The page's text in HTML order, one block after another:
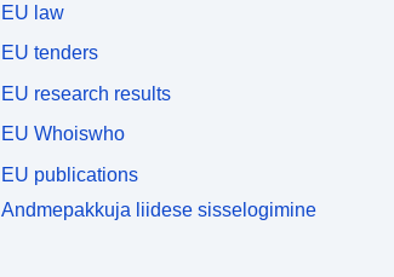
tehnoloogilist riski: tuumaoht, tööstusrisk, ohtlike
materjalide veo oht ja tammide rikete oht.
aasta seadusega keskkonnakaitse tugevdamise
kohta. Katseprojektid sisaldavad kolme liiki teavet:
seotud territooriumi geograafilist piiritlemist. See
piiritlemine määratleb valdkonnad, kus kohaldatakse
EU law
EU tenders
EU research results
EU Whoiswho
EU publications
Andmepakkuja liidese sisselogimine